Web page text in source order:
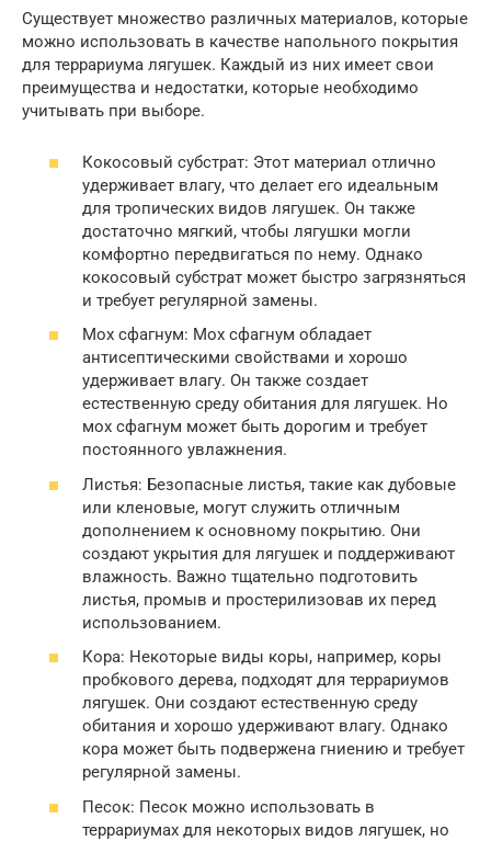
Существует множество различных материалов, которые
можно использовать в качестве напольного покрытия
для террариума лягушек. Каждый из них имеет свои
преимущества и недостатки, которые необходимо
учитывать при выборе.
Кокосовый субстрат: Этот материал отлично
удерживает влагу, что делает его идеальным
для тропических видов лягушек. Он также
достаточно мягкий, чтобы лягушки могли
комфортно передвигаться по нему. Однако
кокосовый субстрат может быстро загрязняться
и требует регулярной замены.
Мох сфагнум: Мох сфагнум обладает
антисептическими свойствами и хорошо
удерживает влагу. Он также создает
естественную среду обитания для лягушек. Но
мох сфагнум может быть дорогим и требует
постоянного увлажнения.
Листья: Безопасные листья, такие как дубовые
или кленовые, могут служить отличным
дополнением к основному покрытию. Они
создают укрытия для лягушек и поддерживают
влажность. Важно тщательно подготовить
листья, промыв и простерилизовав их перед
использованием.
Кора: Некоторые виды коры, например, коры
пробкового дерева, подходят для террариумов
лягушек. Они создают естественную среду
обитания и хорошо удерживают влагу. Однако
кора может быть подвержена гниению и требует
регулярной замены.
Песок: Песок можно использовать в
террариумах для некоторых видов лягушек, но